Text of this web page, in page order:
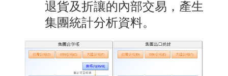
退貨及折讓的內部交易，產生
集團統計分析資料。